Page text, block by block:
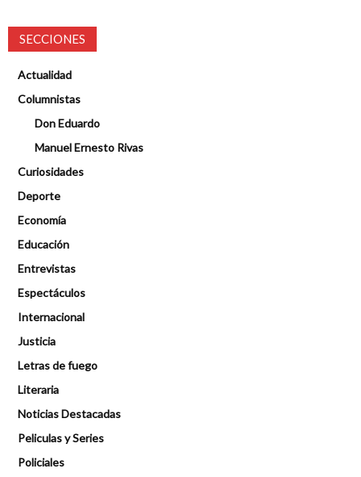
SECCIONES
Actualidad
Columnistas
Don Eduardo
Manuel Ernesto Rivas
Curiosidades
Deporte
Economía
Educación
Entrevistas
Espectáculos
Internacional
Justicia
Letras de fuego
Literaria
Noticias Destacadas
Peliculas y Series
Policiales